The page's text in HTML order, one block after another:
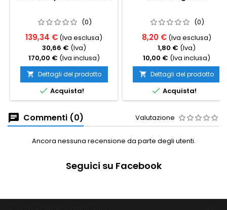
(0)
139,34 € (Iva esclusa)
30,66 € (Iva)
170,00 € (Iva inclusa)
 Dettagli del prodotto
 Acquista!
(0)
8,20 € (Iva esclusa)
1,80 € (Iva)
10,00 € (Iva inclusa)
 Dettagli del prodotto
 Acquista!
Commenti (0) Valutazione
Ancora nessuna recensione da parte degli utenti.
Seguici su Facebook